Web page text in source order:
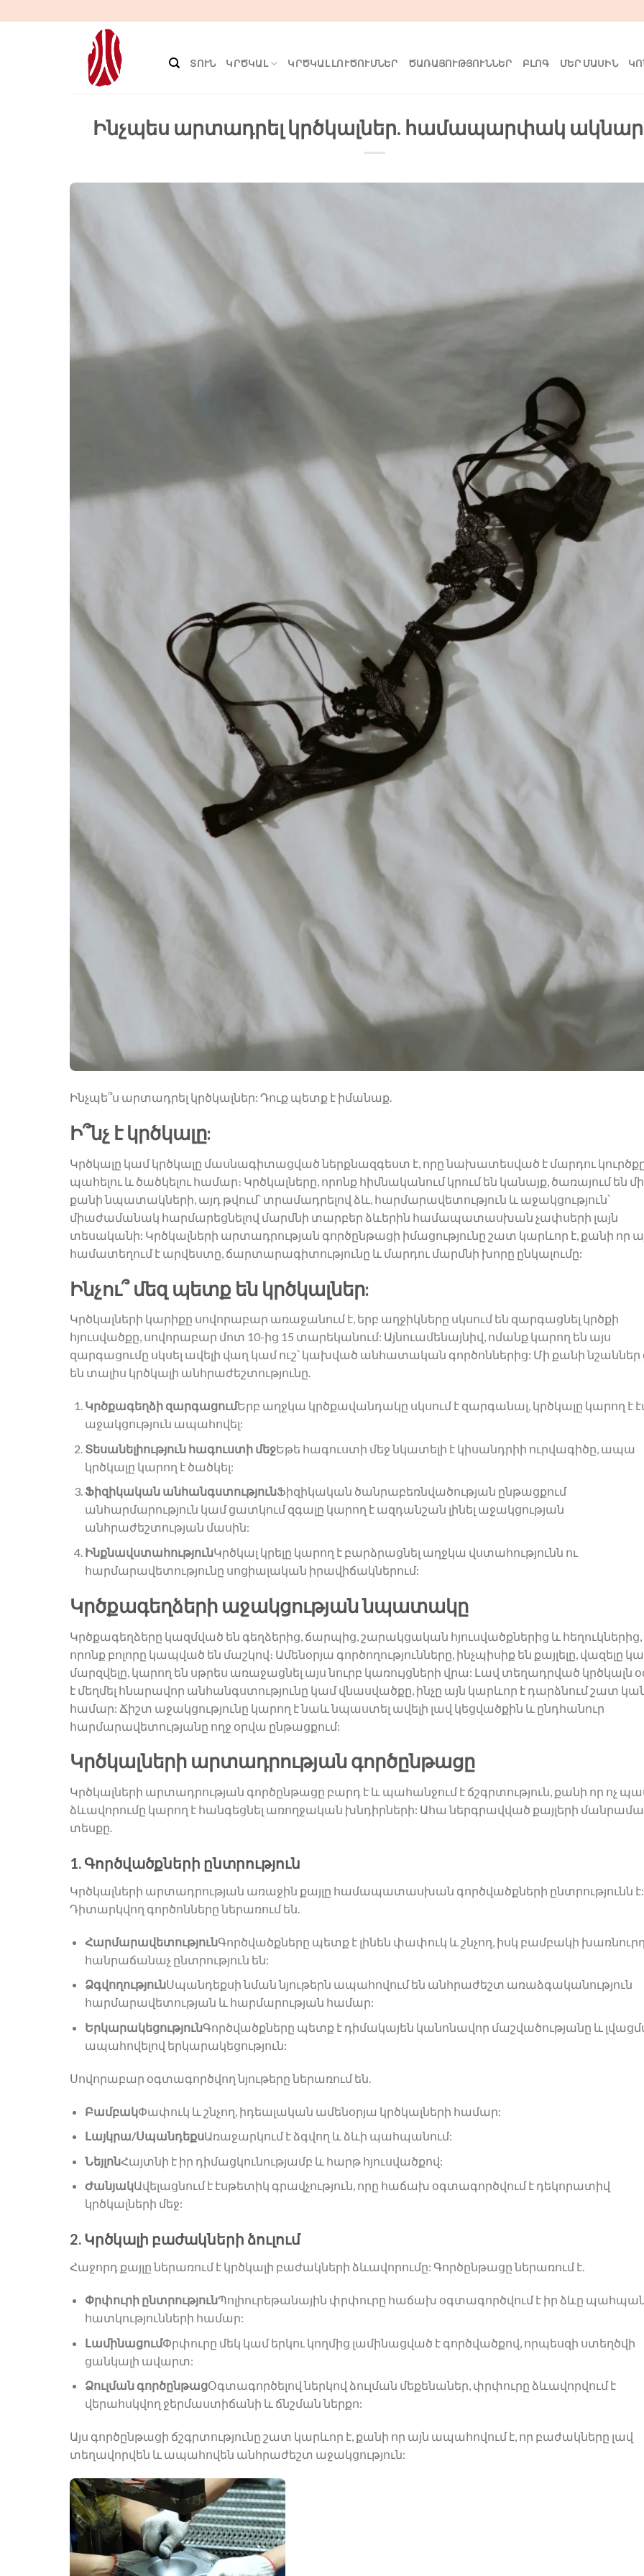
բովանդակությանը
ՏՈՒՆ ԿՐԾԿԱԼ ԿՐԾԿԱԼ ԼՈՒԾՈՒՄՆԵՐ ԾԱՌԱՅՈՒԹՅՈՒՆՆԵՐ ԲԼՈԳ ՄԵՐ ՄԱՍԻՆ
Ինչպես արտադրել կրծկալներ. համապարփակ
Ինչպե՞ս արտադրել կրծկալներ: Դուք պետք է իմանաք.
Ի՞նչ է կրծկալը:
Կրծկալը կամ կրծկալը մասնագիտացված ներքնազգեստ է, որը նախատեսված է մարդու
պահելու և ծածկելու համար։ Կրծկալները, որոնք հիմնականում կրում են կանայք, ծառայում են մի
քանի նպատակների, այդ թվում՝ տրամադրելով ձև, հարմարավետություն և աջակցություն՝
միաժամանակ հարմարեցնելով մարմնի տարբեր ձևերին համապատասխան չափսերի լայն
տեսականի: Կրծկալների արտադրության գործընթացի իմացությունը շատ կարևոր է, քանի որ
համատեղում է արվեստը, ճարտարագիտությունը և մարդու մարմնի խորը ընկալումը:
Ինչու՞ մեզ պետք են կրծկալներ:
Կրծկալների կարիքը սովորաբար առաջանում է, երբ աղջիկները սկսում են զարգացնել կրծքի
հյուսվածքը, սովորաբար մոտ 10-ից 15 տարեկանում: Այնուամենայնիվ, ոմանք կարող են այս
զարգացումը սկսել ավելի վաղ կամ ուշ՝ կախված անհատական գործոններից: Մի քանի նշաններ
են տալիս կրծկալի անհրաժեշտությունը.
Կրծքագեղձի զարգացումԵրբ աղջկա կրծքավանդակը սկսում է զարգանալ, կրծկալը կարող է
աջակցություն ապահովել:
Տեսանելիություն հագուստի մեջԵթե հագուստի մեջ նկատելի է կիսանդրիի ուրվագիծը, ապա
կրծկալը կարող է ծածկել:
Ֆիզիկական անհանգստությունՖիզիկական ծանրաբեռնվածության ընթացքում
անհարմարություն կամ ցատկում զգալը կարող է ազդանշան լինել աջակցության
անհրաժեշտության մասին:
ԻնքնավստահությունԿրծկալ կրելը կարող է բարձրացնել աղջկա վստահությունն ու
հարմարավետությունը սոցիալական իրավիճակներում:
Կրծքագեղձերի աջակցության նպատակը
Կրծքագեղձերը կազմված են գեղձերից, ճարպից, շարակցական հյուսվածքներից և հեղուկներից,
որոնք բոլորը կապված են մաշկով։ Ամենօրյա գործողությունները, ինչպիսիք են քայլելը, վազելը
մարզվելը, կարող են սթրես առաջացնել այս նուրբ կառույցների վրա: Լավ տեղադրված կրծկալն
է մեղմել հնարավոր անհանգստությունը կամ վնասվածքը, ինչը այն կարևոր է դարձնում շատ
համար: Ճիշտ աջակցությունը կարող է նաև նպաստել ավելի լավ կեցվածքին և ընդհանուր
հարմարավետությանը ողջ օրվա ընթացքում:
Կրծկալների արտադրության գործընթացը
Կրծկալների արտադրության գործընթացը բարդ է և պահանջում է ճշգրտություն, քանի որ ոչ
ձևավորումը կարող է հանգեցնել առողջական խնդիրների: Ահա ներգրավված քայլերի
տեսքը.
1. Գործվածքների ընտրություն
Կրծկալների արտադրության առաջին քայլը համապատասխան գործվածքների ընտրությունն է:
Դիտարկվող գործոնները ներառում են.
ՀարմարավետությունԳործվածքները պետք է լինեն փափուկ և շնչող, իսկ բամբակի
հանրաճանաչ ընտրություն են:
ՁգվողությունՍպանդեքսի նման նյութերն ապահովում են անհրաժեշտ առաձգականություն
հարմարավետության և հարմարության համար:
ԵրկարակեցությունԳործվածքները պետք է դիմակայեն կանոնավոր մաշվածությանը և
ապահովելով երկարակեցություն:
Սովորաբար օգտագործվող նյութերը ներառում են.
ԲամբակՓափուկ և շնչող, իդեալական ամենօրյա կրծկալների համար:
Լայկրա/ՍպանդեքսԱռաջարկում է ձգվող և ձևի պահպանում:
ՆեյլոնՀայտնի է իր դիմացկունությամբ և հարթ հյուսվածքով:
ԺանյակԱվելացնում է էսթետիկ գրավչություն, որը հաճախ օգտագործվում է դեկորատիվ
կրծկալների մեջ:
2. Կրծկալի բաժակների ձուլում
Հաջորդ քայլը ներառում է կրծկալի բաժակների ձևավորումը: Գործընթացը ներառում է.
Փրփուրի ընտրությունՊոլիուրեթանային փրփուրը հաճախ օգտագործվում է իր ձևը
հատկությունների համար:
ԼամինացումՓրփուրը մեկ կամ երկու կողմից լամինացված է գործվածքով, որպեսզի ստեղծվի
ցանկալի ավարտ:
Ձուլման գործընթացՕգտագործելով ներկով ձուլման մեքենաներ, փրփուրը ձևավորվում է
վերահսկվող ջերմաստիճանի և ճնշման ներքո:
Այս գործընթացի ճշգրտությունը շատ կարևոր է, քանի որ այն ապահովում է, որ բաժակները լավ
տեղավորվեն և ապահովեն անհրաժեշտ աջակցություն: